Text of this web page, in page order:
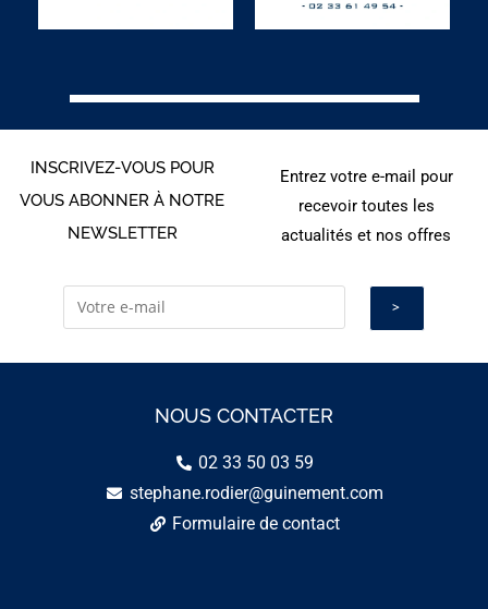
INSCRIVEZ-VOUS POUR
VOUS ABONNER À NOTRE
NEWSLETTER
Entrez votre e-mail pour
recevoir toutes les
actualités et nos offres
NOUS CONTACTER
02 33 50 03 59
stephane.rodier@guinement.com
Formulaire de contact